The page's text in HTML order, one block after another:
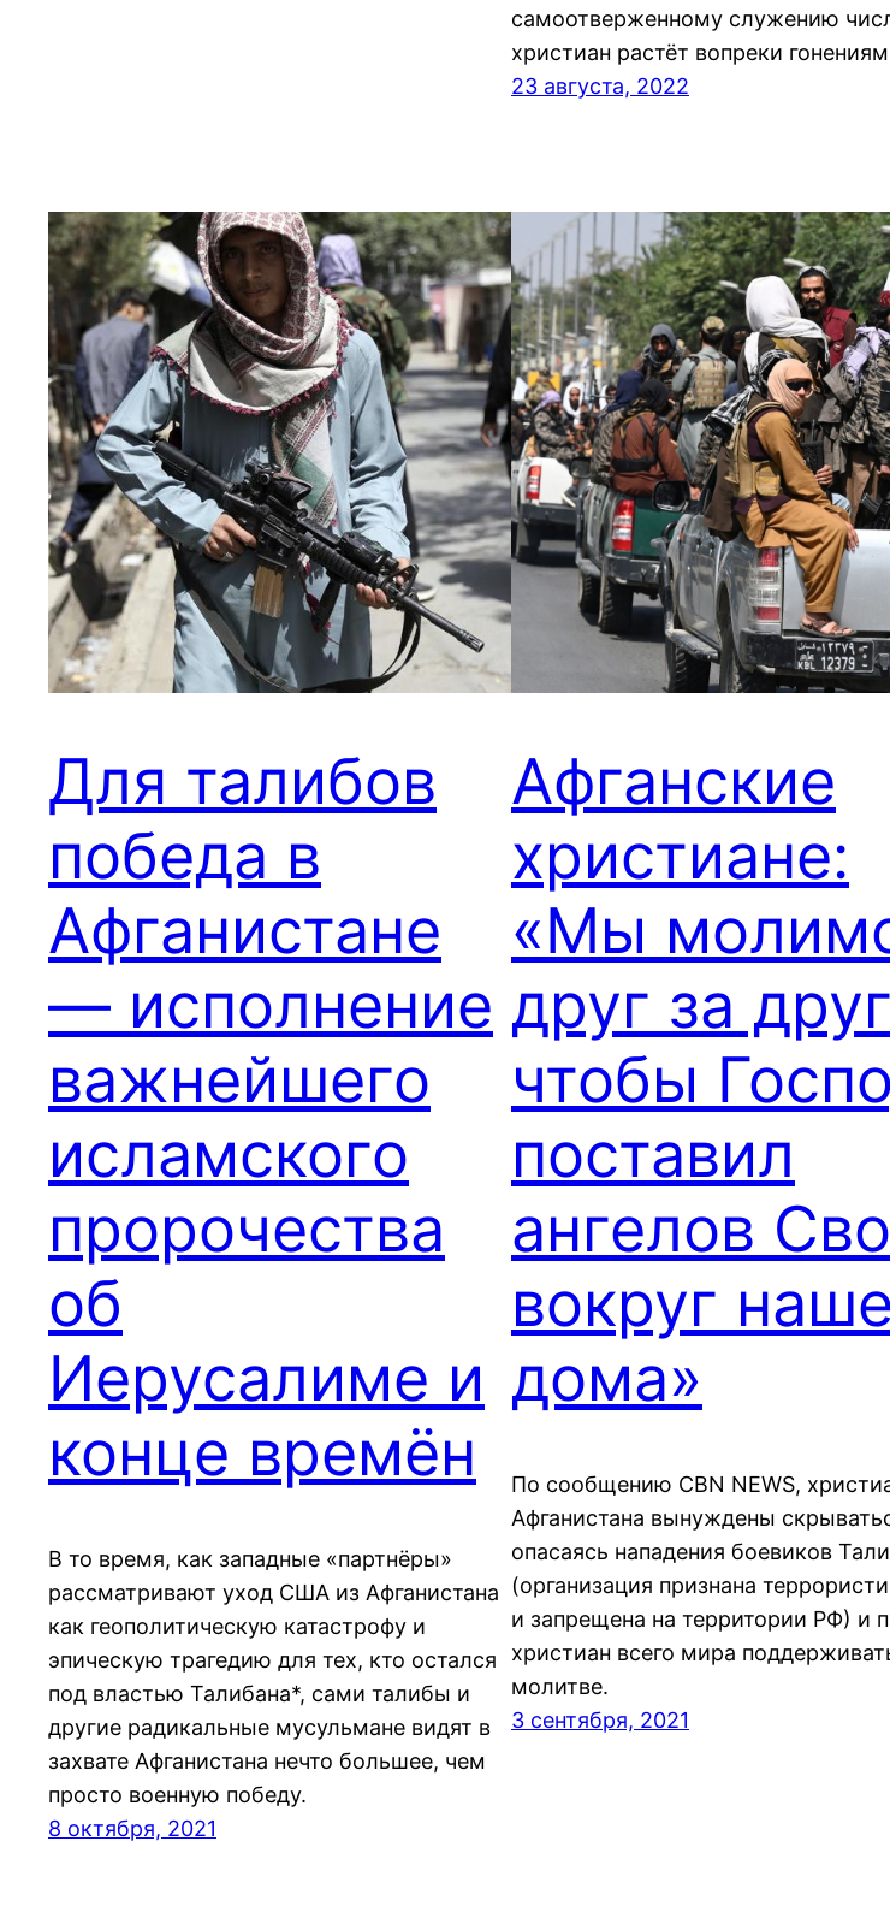
самоотверженному служению
христиан растёт вопреки
23 августа, 2022
Для талибов
победа в
Афганистане
— исполнение
важнейшего
исламского
пророчества
об
Иерусалиме и
конце времён
В то время, как западные «партнёры»
рассматривают уход США из Афганистана
как геополитическую катастрофу и
эпическую трагедию для тех, кто остался
под властью Талибана*, сами талибы и
другие радикальные мусульмане видят в
захвате Афганистана нечто большее, чем
просто военную победу.
8 октября, 2021
Афганские
христиане:
«Мы
друг за
чтобы
поставил
ангелов
вокруг
дома»
По сообщению CBN NEWS,
Афганистана вынуждены
опасаясь нападения боевиков
(организация признана
и запрещена на территории РФ) и
христиан всего мира
молитве.
3 сентября, 2021